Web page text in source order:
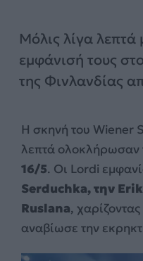
Μόλις λίγα λεπτά
εμφάνισή τους
της Φινλανδίας
Η σκηνή του Wiener
λεπτά ολοκλήρωσαν
16/5. Οι Lordi
Serduchka, την
Ruslana,
αναβίωσε την